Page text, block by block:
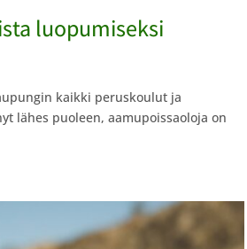
luopumiseksi
kaikki peruskoulut ja
lähes puoleen, aamupoissaoloja on